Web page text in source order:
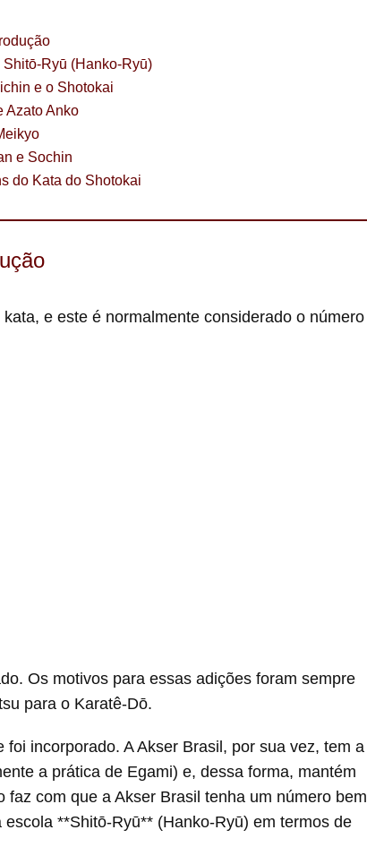
Ryū (Hanko-Ryū)
e o Shotokai
Azato Anko
e Sochin
do Kata do Shotokai
e este é normalmente considerado o número
Os motivos para essas adições foram sempre
para o Karatê-Dō.
incorporado. A Akser Brasil, por sua vez, tem a
a prática de Egami) e, dessa forma, mantém
com que a Akser Brasil tenha um número bem
**Shitō-Ryū** (Hanko-Ryū) em termos de